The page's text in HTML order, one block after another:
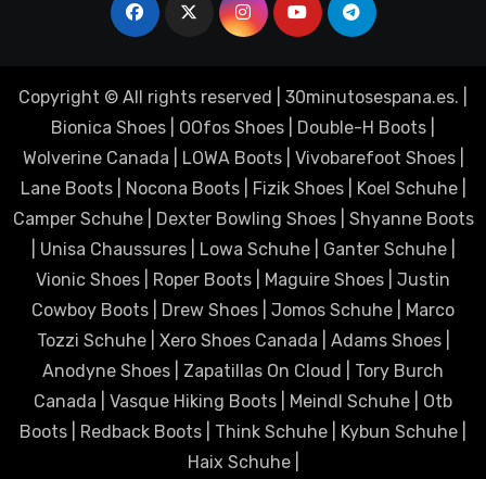
Copyright © All rights reserved 30minutosespana.es. |
Bionica Shoes
OOfos Shoes Double-H Boots
Wolverine Canada
LOWA Boots| Vivobarefoot Shoes|
Lane Boots| Nocona Boots| Fizik Shoes| Koel Schuhe|
Camper Schuhe| Dexter Bowling Shoes| Shyanne Boots
Unisa Chaussures| Lowa Schuhe| Ganter Schuhe
Vionic Shoes
Roper Boots Maguire Shoes
Justin
Cowboy Boots
Drew Shoes Jomos Schuhe
Marco
Tozzi Schuhe| Xero Shoes Canada Adams Shoes|
Anodyne Shoes
Zapatillas On Cloud
Tory Burch
Canada
Vasque Hiking Boots Meindl Schuhe
Otb
Boots
Redback Boots Think Schuhe Kybun Schuhe
Haix Schuhe|